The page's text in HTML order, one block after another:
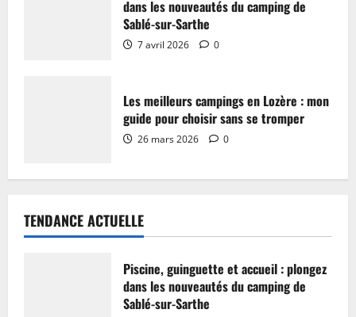
dans les nouveautés du camping de
Sablé-sur-Sarthe
7 avril 2026 0
Les meilleurs campings en Lozère : mon
guide pour choisir sans se tromper
26 mars 2026 0
TENDANCE ACTUELLE
Piscine, guinguette et accueil : plongez
dans les nouveautés du camping de
Sablé-sur-Sarthe